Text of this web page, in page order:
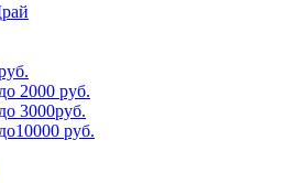
2000 руб.
3000руб.
руб.